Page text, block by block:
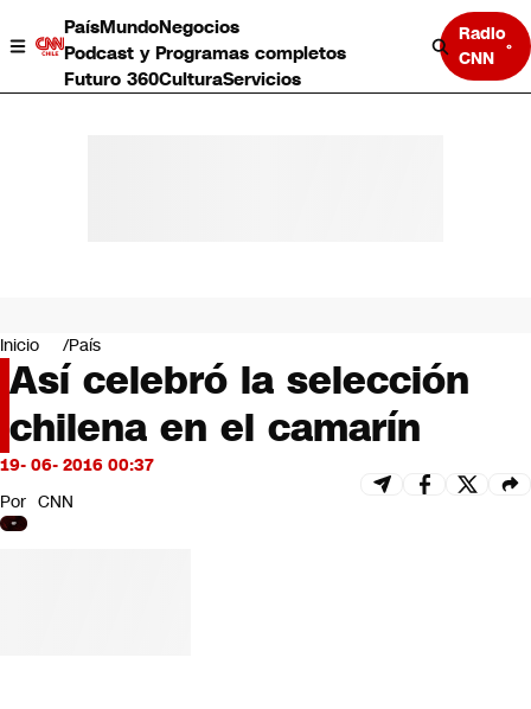
PaísMundoNegocios
Podcast y Programas completos
Futuro 360CulturaServicios
Radio
CNN
Negocios
Deportes
Programas completos
Cultura
Servicios
Bits
CNN Data
CNN tiempo
Inicio País
Así celebró la selección
chilena en el camarín
19- 06- 2016 00:37
Por CNN